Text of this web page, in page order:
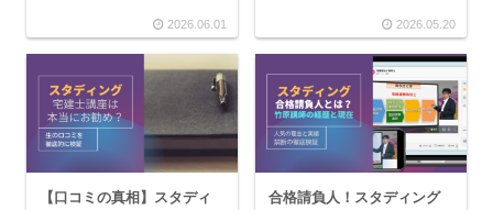
2026.06.01 2026.05.20
【口コミの真相】スタディ
合格請負人！スタディング